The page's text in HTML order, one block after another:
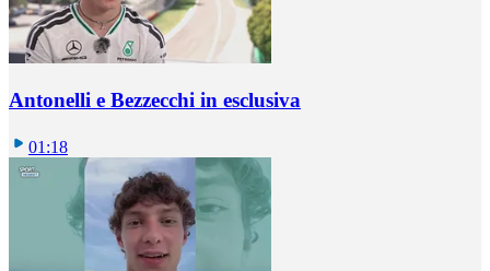
Antonelli e Bezzecchi in esclusiva
01:18